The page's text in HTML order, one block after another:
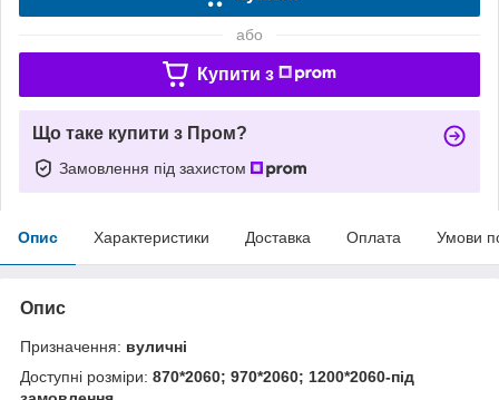
або
Купити з
Що таке купити з Пром?
Замовлення під захистом
Опис Характеристики Доставка Оплата Умови
Опис
Призначення: вуличні
Доступні розміри: 870*2060; 970*2060; 1200*2060-під